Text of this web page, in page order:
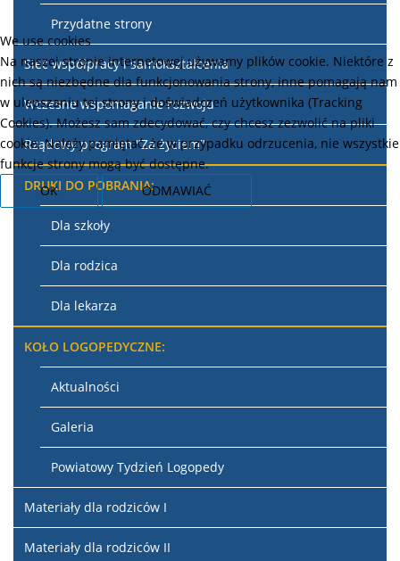
Przydatne strony
Sieć współpracy i samokształcenia
Wczesne wspomaganie rozwoju
Rządowy program "Za życiem"
DRUKI DO POBRANIA:
Dla szkoły
Dla rodzica
Dla lekarza
KOŁO LOGOPEDYCZNE:
Aktualności
Galeria
Powiatowy Tydzień Logopedy
Materiały dla rodziców I
Materiały dla rodziców II
We use cookies
Na naszej stronie internetowej używamy plików cookie. Niektóre z
nich są niezbędne dla funkcjonowania strony, inne pomagają nam
w ulepszaniu tej strony i doświadczeń użytkownika (Tracking
Cookies). Możesz sam zdecydować, czy chcesz zezwolić na pliki
cookie. Należy pamiętać, że w przypadku odrzucenia, nie wszystkie
funkcje strony mogą być dostępne.
OK
ODMAWIAĆ